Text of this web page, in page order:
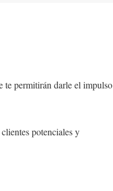
te permitirán darle el impulso
potenciales y